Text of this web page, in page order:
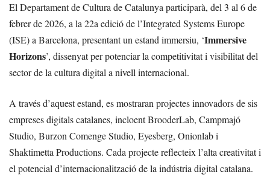
El Departament de Cultura de Catalunya participarà, del 3 al 6 de
febrer de 2026, a la 22a edició de l’Integrated Systems Europe
(ISE) a Barcelona, presentant un estand immersiu, ‘Immersive
Horizons’, dissenyat per potenciar la competitivitat i visibilitat del
sector de la cultura digital a nivell internacional.
A través d’aquest estand, es mostraran projectes innovadors de sis
empreses digitals catalanes, incloent BrooderLab, Campmajó
Studio, Burzon Comenge Studio, Eyesberg, Onionlab i
Shaktimetta Productions. Cada projecte reflecteix l’alta creativitat i
el potencial d’internacionalització de la indústria digital catalana.